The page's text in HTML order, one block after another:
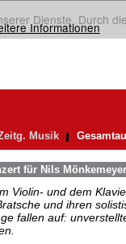
Dienste. Durch
Informationen
Musik
für Nils Mönkemeyer
Violin- und dem
und ihren
fallen auf: